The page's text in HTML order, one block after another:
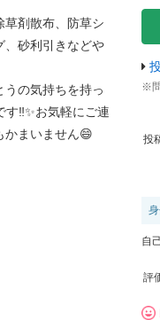
草剤散布、防草シ
、砂利引きなどや
の気持ちを持っ
‼️✨お気軽にご連
かまいません😄
※
投
自
評